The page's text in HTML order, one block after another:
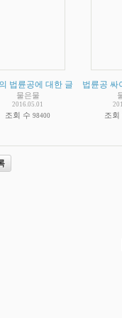
법륜공에 대한 글 )
물은물
2016.05.01
조회 수 98400
법륜공 싸
조회